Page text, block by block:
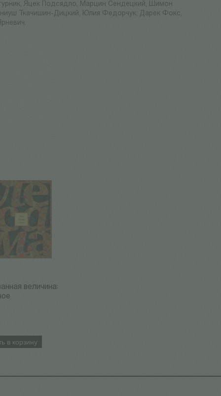
Яцек Подсядло, Марцин Сендецкий, Шимон
Ткачишин-Дицкий, Юлия Федорчук, Дарек Фокс,
величина:
в корзину